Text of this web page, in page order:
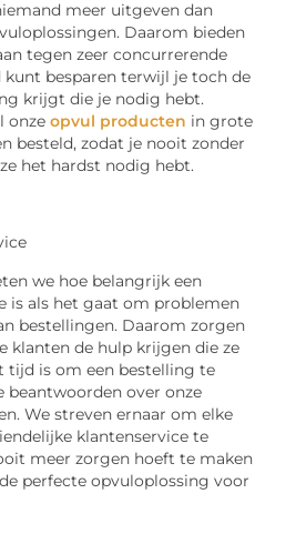
meer uitgeven dan
Daarom bieden
tegen zeer concurrerende
kunt besparen terwijl je toch de
krijgt die je nodig hebt.
onzeopvul producten in grote
besteld, zodat je nooit zonder
het hardst nodig hebt.
we hoe belangrijk een
is als het gaat om problemen
bestellingen. Daarom zorgen
klanten de hulp krijgen die ze
tijd is om een bestelling te
beantwoorden over onze
We streven ernaar om elke
klantenservice te
meer zorgen hoeft te maken
perfecte opvuloplossing voor